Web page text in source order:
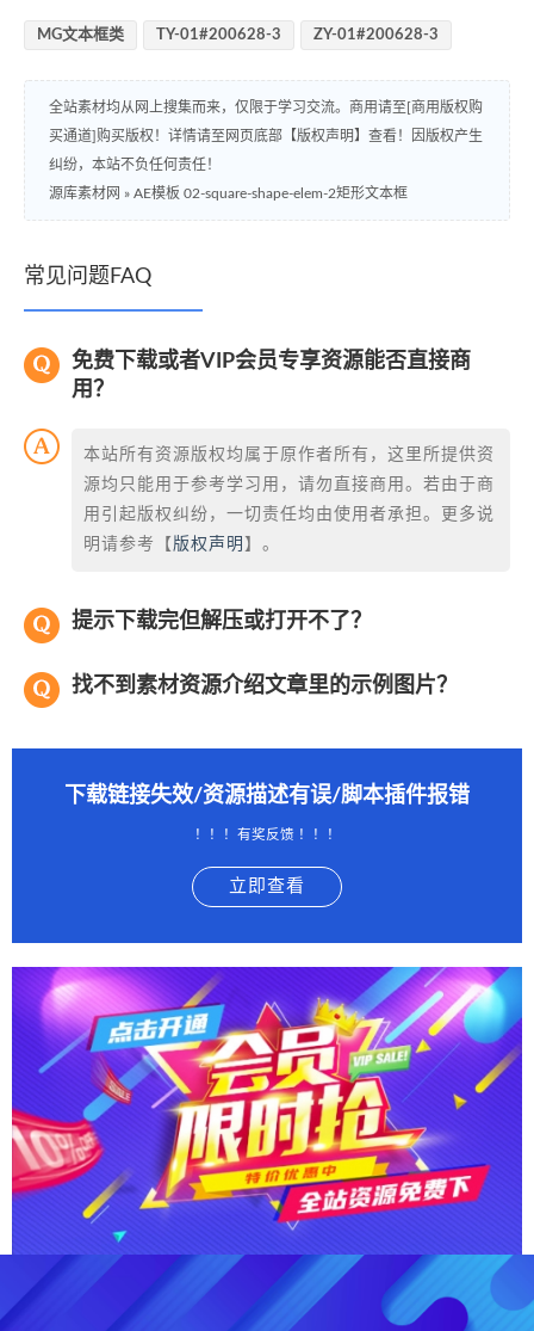
MG文本框类 TY-01#200628-3 ZY-01#200628-3
全站素材均从网上搜集而来，仅限于学习交流。商用请至[商用版权购
买通道]购买版权！详情请至网页底部【版权声明】查看！因版权产生
纠纷，本站不负任何责任！
源库素材网 » AE模板 02-square-shape-elem-2矩形文本框
常见问题FAQ
免费下载或者VIP会员专享资源能否直接商
用？
本站所有资源版权均属于原作者所有，这里所提供资
源均只能用于参考学习用，请勿直接商用。若由于商
用引起版权纠纷，一切责任均由使用者承担。更多说
明请参考【 版权声明 】。
提示下载完但解压或打开不了？
找不到素材资源介绍文章里的示例图片？
下载链接失效/资源描述有误/脚本插件报错
！！！有奖反馈 ！！！
立即查看